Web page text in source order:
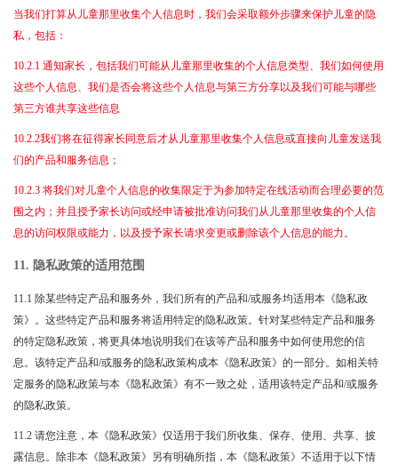
当我们打算从儿童那里收集个人信息时，我们会采取额外步骤来保护儿童的隐
私，包括：
10.2.1 通知家长，包括我们可能从儿童那里收集的个人信息类型、我们如何使用
这些个人信息、我们是否会将这些个人信息与第三方分享以及我们可能与哪些
第三方谁共享这些信息
10.2.2我们将在征得家长同意后才从儿童那里收集个人信息或直接向儿童发送我
们的产品和服务信息；
10.2.3 将我们对儿童个人信息的收集限定于为参加特定在线活动而合理必要的范
围之内；并且授予家长访问或经申请被批准访问我们从儿童那里收集的个人信
息的访问权限或能力，以及授予家长请求变更或删除该个人信息的能力。
11. 隐私政策的适用范围
11.1 除某些特定产品和服务外，我们所有的产品和/或服务均适用本《隐私政
策》。这些特定产品和服务将适用特定的隐私政策。针对某些特定产品和服务
的特定隐私政策，将更具体地说明我们在该等产品和服务中如何使用您的信
息。该特定产品和/或服务的隐私政策构成本《隐私政策》的一部分。如相关特
定服务的隐私政策与本《隐私政策》有不一致之处，适用该特定产品和/或服务
的隐私政策。
11.2 请您注意，本《隐私政策》仅适用于我们所收集、保存、使用、共享、披
露信息。除非本《隐私政策》另有明确所指，本《隐私政策》不适用于以下情